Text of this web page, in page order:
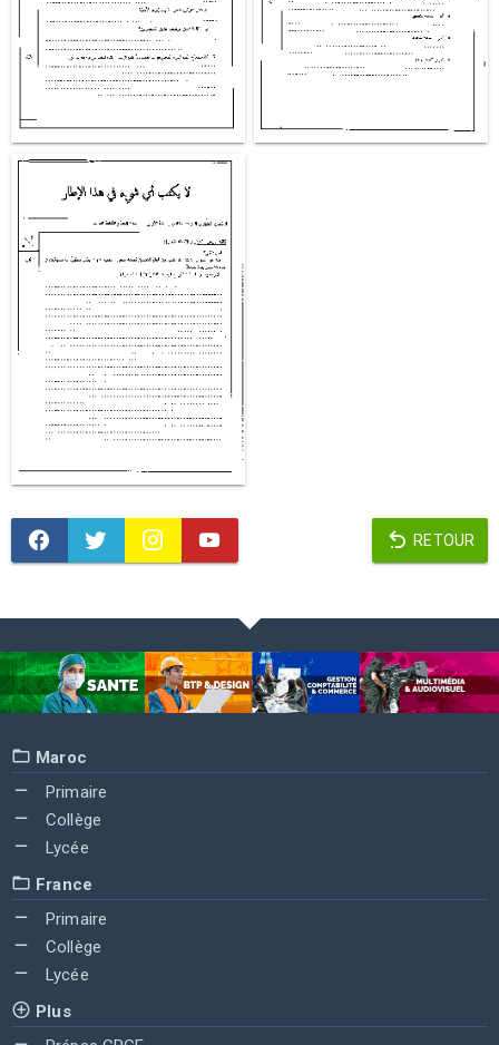
RETOUR
Maroc
Primaire
Collège
Lycée
France
Primaire
Collège
Lycée
Plus